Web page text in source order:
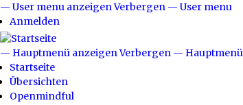
Direkt
zum
Inhalt
User
menu
— User menu anzeigenVerbergen — User menu
Anmelden
Hauptmenü
— Hauptmenü anzeigen Verbergen — Hauptmenü
Startseite
Übersichten
Openmindful